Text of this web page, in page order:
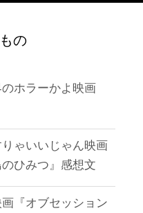
の
ホラーかよ映画
ゃいいじゃん映画
ひみつ』感想文
『オブセッション